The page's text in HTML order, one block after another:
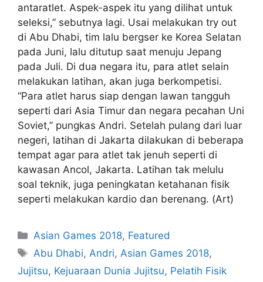
antaratlet. Aspek-aspek itu yang dilihat untuk
seleksi,” sebutnya lagi. Usai melakukan try out
di Abu Dhabi, tim lalu bergser ke Korea Selatan
pada Juni, lalu ditutup saat menuju Jepang
pada Juli. Di dua negara itu, para atlet selain
melakukan latihan, akan juga berkompetisi.
“Para atlet harus siap dengan lawan tangguh
seperti dari Asia Timur dan negara pecahan Uni
Soviet,” pungkas Andri. Setelah pulang dari luar
negeri, latihan di Jakarta dilakukan di beberapa
tempat agar para atlet tak jenuh seperti di
kawasan Ancol, Jakarta. Latihan tak melulu
soal teknik, juga peningkatan ketahanan fisik
seperti melakukan kardio dan berenang. (Art)
Asian Games 2018, Featured
Abu Dhabi,Andri,Asian Games 2018,
Jujitsu, Kejuaraan Dunia Jujitsu, Pelatih Fisik